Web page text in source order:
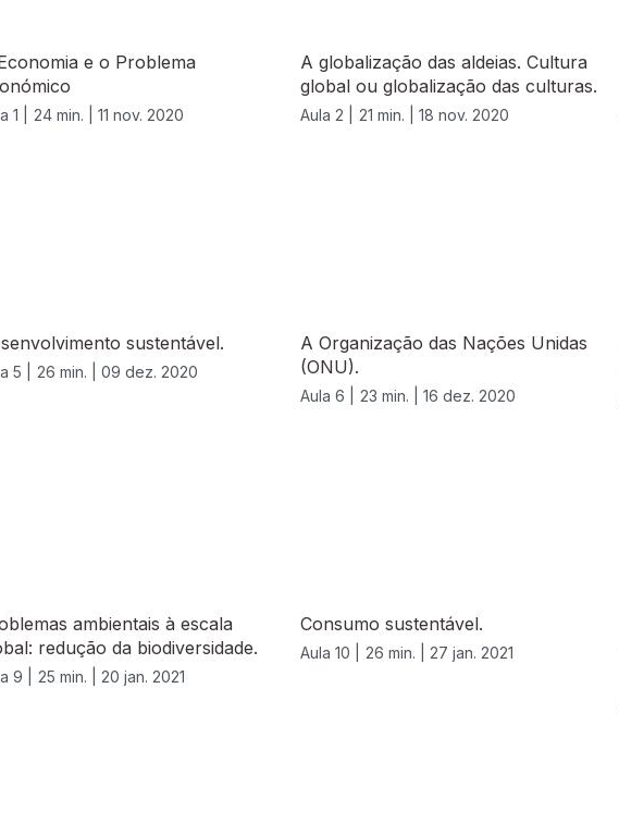
e o Problema
1 | 24 min. | 11 nov. 2020
A globalização das aldeias. Cultura
global ou globalização das culturas.
Aula 2 | 21 min. | 18 nov. 2020
sustentável.
5 | 26 min. | 09 dez. 2020
A Organização das Nações Unidas
(ONU).
Aula 6 | 23 min. | 16 dez. 2020
ambientais à escala
redução da biodiversidade.
9 | 25 min. | 20 jan. 2021
Consumo sustentável.
Aula 10 | 26 min. | 27 jan. 2021